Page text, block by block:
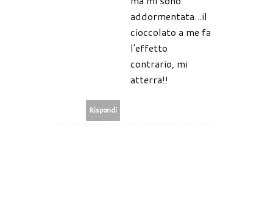
addormentata...il
cioccolato a me fa
l'effetto
contrario, mi
atterra!!
Rispondi